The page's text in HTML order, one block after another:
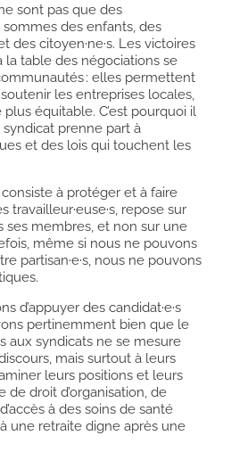
sont pas que des
sommes des enfants, des
des citoyen·ne·s. Les victoires
table des négociations se
: elles permettent
les entreprises locales,
équitable. C’est pourquoi il
prenne part à
et des lois qui touchent les
à protéger et à faire
travailleur·euse·s, repose sur
ses membres, et non sur une
même si nous ne pouvons
partisan·e·s, nous ne pouvons
d’appuyer des candidat·e·s
pertinemment bien que le
aux syndicats ne se mesure
mais surtout à leurs
leurs positions et leurs
droit d’organisation, de
à des soins de santé
une retraite digne après une